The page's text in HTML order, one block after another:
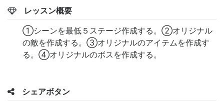
レッスン概要
①シーンを最低５ステージ作成する。②オリジナル
の敵を作成する。③オリジナルのアイテムを作成す
る。④オリジナルのボスを作成する。
シェアボタン